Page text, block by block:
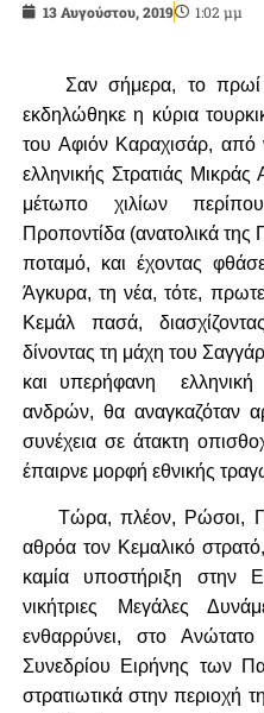
13 Αυγούστου, 2019 1:02 μμ
Σαν σήμερα, το πρωί
εκδηλώθηκε η κύρια
του Αφιόν Καραχισάρ, από
ελληνικής Στρατιάς Μικράς
μέτωπο χιλίων
Προποντίδα (ανατολικά
ποταμό, και έχοντας
Άγκυρα, τη νέα, τότε,
Κεμάλ πασά,
δίνοντας τη μάχη του
και υπερήφανη ελληνική
ανδρών, θα αναγκαζόταν
συνέχεια σε άτακτη
έπαιρνε μορφή εθνικής
Τώρα, πλέον, Ρώσοι,
αθρόα τον Κεμαλικό
καμία υποστήριξη στην
νικήτριες Μεγάλες
ενθαρρύνει, στο
Συνεδρίου Ειρήνης των
στρατιωτικά στην περιοχή